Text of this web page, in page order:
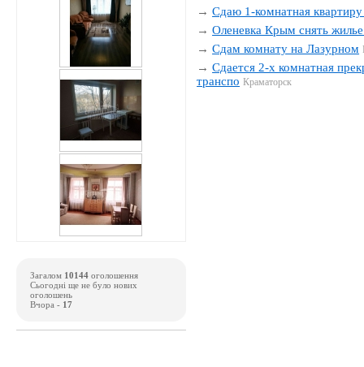
→Сдаю 1-комнатная
→Оленевка Крым снять
→Сдам комнату на Лазурном
→Сдается 2-х комнатная
транспо Краматорск
Загалом 10144 оголошення
Сьогодні ще не було нових
оголошень
Вчора - 17